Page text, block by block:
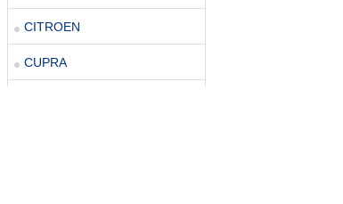
CITROEN
CUPRA